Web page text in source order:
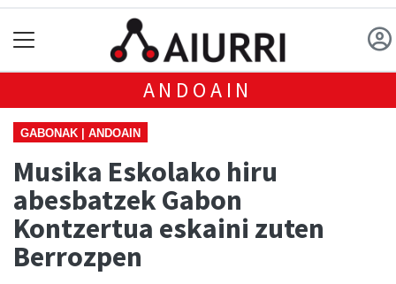
ANDOAIN
GABONAK | ANDOAIN
Musika Eskolako hiru
abesbatzek Gabon
Kontzertua eskaini zuten
Berrozpen